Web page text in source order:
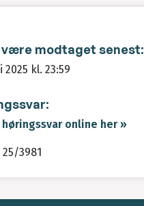
modtaget senest:
kl. 23:59
online her »
3981